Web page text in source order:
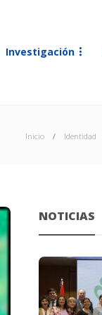
Investigación
Inicio Identidad
NOTICIAS